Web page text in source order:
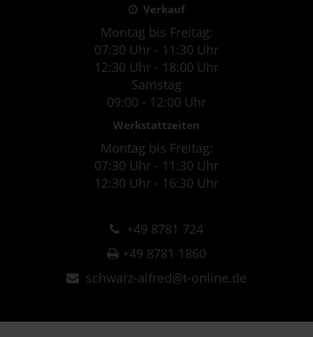
Verkauf
Montag bis Freitag:
07:30 Uhr - 11:30 Uhr
12:30 Uhr - 18:00 Uhr
Samstag
09:00 - 12:00 Uhr
Werkstattzeiten
Montag bis Freitag:
07:30 Uhr - 11:30 Uhr
12:30 Uhr - 16:30 Uhr
+49 8781 724
+49 8781 1860
schwarz-alfred@t-online.de